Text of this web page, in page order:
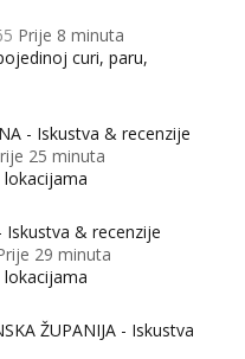
Prije 8 minuta
curi, paru,
- Iskustva & recenzije
25 minuta
Iskustva & recenzije
29 minuta
ŽUPANIJA - Iskustva